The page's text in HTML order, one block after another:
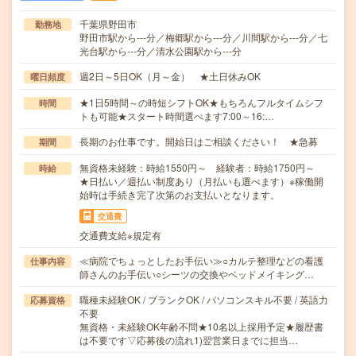
勤務地
千葉県野田市
野田市駅から---分／梅郷駅から---分／川間駅から---分／七
光台駅から---分／清水公園駅から---分
曜日頻度 週2日～5日OK（月～金） ★土日休みOK
時間
★1日5時間～の時短シフトOK★もちろんフルタイムシフ
トも可能★スタート時間選べます7:00～16:…
期間 長期のお仕事です。開始日はご相談ください！ ★急募
時給
無資格未経験：時給1550円～ 経験者：時給1750円～
★日払い／週払い制度あり（月払いも選べます）※稼働開
始時は手続き完了次第のお支払いとなります。
交通費
交通費支給※規定有
仕事内容
≪病院でちょっとしたお手伝い≫○カルテ整理などの看護
師さんのお手伝い○シーツの交換やベッドメイキング…
応募資格
職種未経験OK / ブランクOK / パソコンスキル不要 / 英語力
不要
無資格・未経験OK年齢不問★10名以上採用予定★履歴書
は不要です▽応募後の流れ1)翌営業日までに担当…